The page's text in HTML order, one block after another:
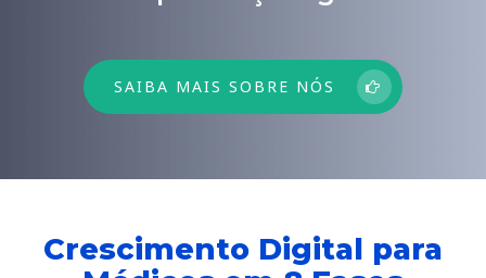
SAIBA MAIS SOBRE NÓS
Crescimento Digital para